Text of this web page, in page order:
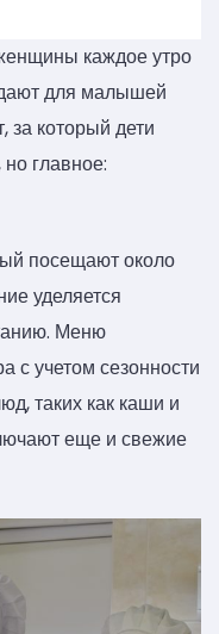
каждое утро
для малышей
за который дети
главное:
посещают около
уделяется
Меню
с учетом сезонности
таких как каши и
еще и свежие